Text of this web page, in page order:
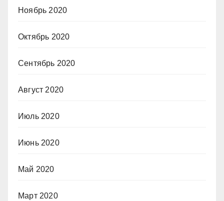
Ноябрь 2020
Октябрь 2020
Сентябрь 2020
Август 2020
Июль 2020
Июнь 2020
Май 2020
Март 2020